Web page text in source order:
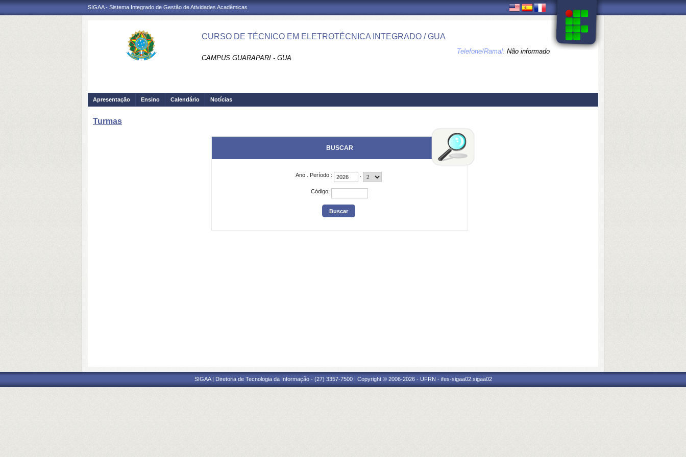
SIGAA - Sistema Integrado de Gestão de Atividades Acadêmicas
CURSO DE TÉCNICO EM ELETROTÉCNICA INTEGRADO / GUA
CAMPUS GUARAPARI - GUA
Telefone/Ramal: Não informado
Apresentação Ensino Calendário Notícias
Turmas
BUSCAR
Ano Período :
Código:
SIGAA | Diretoria de Tecnologia da Informação - (27) 3357-7500 | Copyright © 2006-2026 - UFRN - ifes-sigaa02.sigaa02